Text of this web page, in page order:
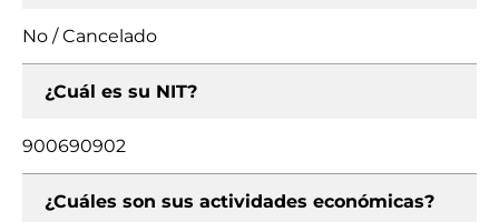
No / Cancelado
¿Cuál es su NIT?
900690902
¿Cuáles son sus actividades económicas?